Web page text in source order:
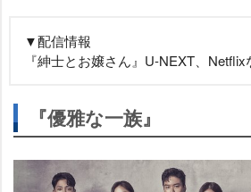
▼配信情報
『紳士とお嬢さん』U-NEXT、
『優雅な一族』